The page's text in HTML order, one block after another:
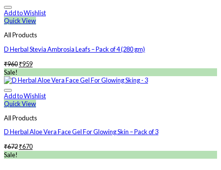
Add to Wishlist
Quick View
All Products
D Herbal Stevia Ambrosia Leafs – Pack of 4 (280 gm)
₹960₹959
Sale!
Add to Wishlist
Quick View
All Products
D Herbal Aloe Vera Face Gel For Glowing Skin – Pack of 3
₹672₹670
Sale!